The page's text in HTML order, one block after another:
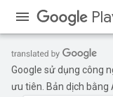
Google sử dụng công
ưu tiên. Bản dịch bằng